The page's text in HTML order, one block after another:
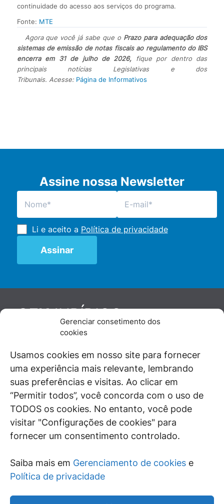
Gerenciar consetimento dos
cookies
Usamos cookies em nosso site para fornecer
uma experiência mais relevante, lembrando
suas preferências e visitas. Ao clicar em
“Permitir todos”, você concorda com o uso de
TODOS os cookies. No entanto, você pode
visitar "Configurações de cookies" para
fornecer um consentimento controlado.
Saiba mais em Gerenciamento de cookies e
Política de privacidade
continuidade do acesso aos serviços do programa.
Fonte: MTE
Agora que você já sabe que o Prazo para adequação dos
sistemas de emissão de notas fiscais ao regulamento do IBS
encerra em 31 de julho de 2026, fique por dentro das
principais notícias Legislativas e dos
Tribunais. Acesse: Página de Informativos
Assine nossa Newsletter
Li e aceito a Política de privacidade
GENJURÍDICO
De maneira independente, os autores e
juristas e doutrinadores nacionais, se posicionam
diante de questões relevantes do cotidiano e
universo jurídico.
SIGA